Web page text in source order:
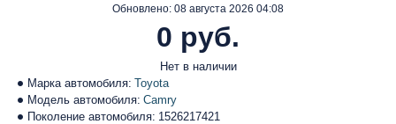
Марка автомобиля: Toyota
Модель автомобиля: Camry
Поколение автомобиля: 1526217421
Обновлено: 08 августа 2026 04:08
Нет в наличии
0 руб.